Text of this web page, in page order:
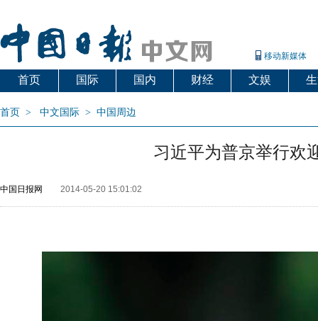
移动新媒体
首页 国际 国内 财经 文娱
首页 > 中文国际 > 中国周边
习近平为普京举行欢
中国日报网 2014-05-20 15:01:02